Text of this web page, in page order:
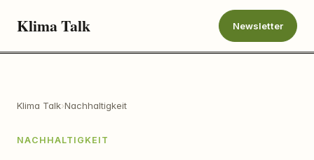
Klima Talk Newsletter
Klima Talk›Nachhaltigkeit
NACHHALTIGKEIT